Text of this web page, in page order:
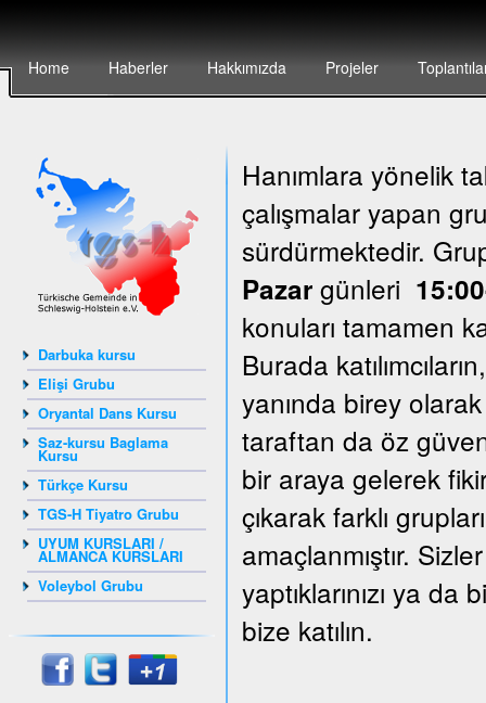
Home Haberler Hakkımızda Projeler
Darbuka kursu
Elişi Grubu
Oryantal Dans Kursu
Saz-kursu Baglama
Kursu
Türkçe Kursu
TGS-H Tiyatro Grubu
UYUM KURSLARI /
ALMANCA KURSLARI
Voleybol Grubu
Hanımlara yönelik
çalışmalar yapan
sürdürmektedir.
Pazargünleri
konuları tamamen
Burada
yanında birey
taraftan da öz
bir araya gelerek
çıkarak farklı
amaçlanmıştır.
yaptıklarınızı ya
bize katılın.